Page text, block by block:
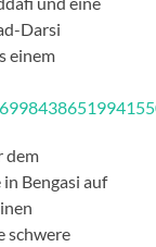
Darsi
einem
dem
Bengasi auf
schwere